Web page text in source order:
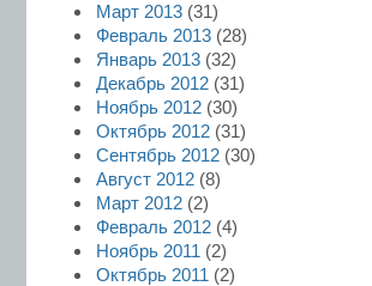
Март 2013 (31)
Февраль 2013 (28)
Январь 2013 (32)
Декабрь 2012 (31)
Ноябрь 2012 (30)
Октябрь 2012 (31)
Сентябрь 2012 (30)
Август 2012 (8)
Март 2012 (2)
Февраль 2012 (4)
Ноябрь 2011 (2)
Октябрь 2011 (2)